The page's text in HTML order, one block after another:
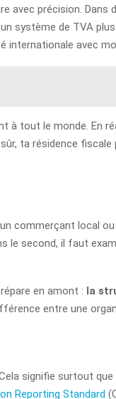
avec précision. Dans
système de TVA
internationale avec
à tout le monde. En
ta résidence
commerçant local
second, il faut
en amont : la
entre une
signifie surtout
Reporting Standard